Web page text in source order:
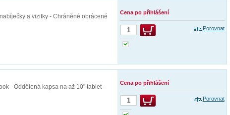
a vizitky - Chráněné obrácené
Cena po přihlášení
Porovnat
- Oddělená kapsa na až 10" tablet -
Cena po přihlášení
Porovnat